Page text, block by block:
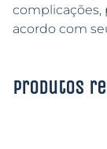
complicações,
acordo com
Produtos